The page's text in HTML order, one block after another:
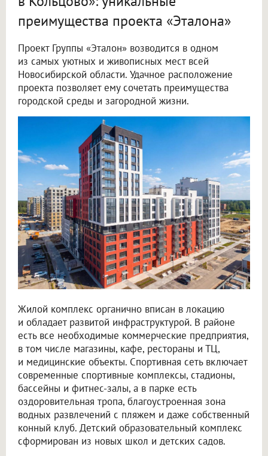
преимущества проекта «Эталона»
Проект Группы «Эталон» возводится в одном
из самых уютных и живописных мест всей
Новосибирской области. Удачное расположение
проекта позволяет ему сочетать преимущества
городской среды и загородной жизни.
Жилой комплекс органично вписан в локацию
и обладает развитой инфраструктурой. В районе
есть все необходимые коммерческие предприятия,
в том числе магазины, кафе, рестораны и ТЦ,
и медицинские объекты. Спортивная сеть включает
современные спортивные комплексы, стадионы,
бассейны и фитнес-залы, а в парке есть
оздоровительная тропа, благоустроенная зона
водных развлечений с пляжем и даже собственный
конный клуб. Детский образовательный комплекс
сформирован из новых школ и детских садов.